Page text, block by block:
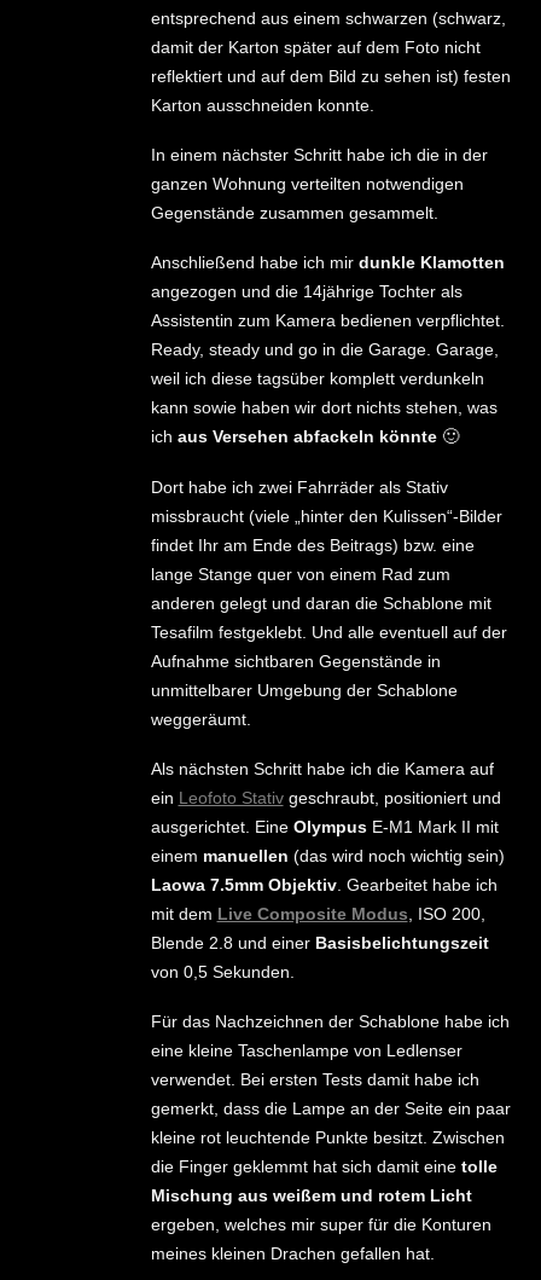
entsprechend aus einem schwarzen (schwarz,
damit der Karton später auf dem Foto nicht
reflektiert und auf dem Bild zu sehen ist) festen
Karton ausschneiden konnte.
In einem nächster Schritt habe ich die in der
ganzen Wohnung verteilten notwendigen
Gegenstände zusammen gesammelt.
Anschließend habe ich mir dunkle Klamotten
angezogen und die 14jährige Tochter als
Assistentin zum Kamera bedienen verpflichtet.
Ready, steady und go in die Garage. Garage,
weil ich diese tagsüber komplett verdunkeln
kann sowie haben wir dort nichts stehen, was
ich aus Versehen abfackeln könnte🙂
Dort habe ich zwei Fahrräder als Stativ
missbraucht (viele „hinter den Kulissen“-Bilder
findet Ihr am Ende des Beitrags) bzw. eine
lange Stange quer von einem Rad zum
anderen gelegt und daran die Schablone mit
Tesafilm festgeklebt. Und alle eventuell auf der
Aufnahme sichtbaren Gegenstände in
unmittelbarer Umgebung der Schablone
weggeräumt.
Als nächsten Schritt habe ich die Kamera auf
ein Leofoto Stativgeschraubt, positioniert und
ausgerichtet. Eine OlympusE-M1 Mark II mit
einem manuellen (das wird noch wichtig sein)
Laowa 7.5mm Objektiv. Gearbeitet habe ich
mit dem Live Composite Modus , ISO 200,
Blende 2.8 und einer Basisbelichtungszeit
von 0,5 Sekunden.
Für das Nachzeichnen der Schablone habe ich
eine kleine Taschenlampe von Ledlenser
verwendet. Bei ersten Tests damit habe ich
gemerkt, dass die Lampe an der Seite ein paar
kleine rot leuchtende Punkte besitzt. Zwischen
die Finger geklemmt hat sich damit eine tolle
Mischung aus weißem und rotem Licht
ergeben, welches mir super für die Konturen
meines kleinen Drachen gefallen hat.